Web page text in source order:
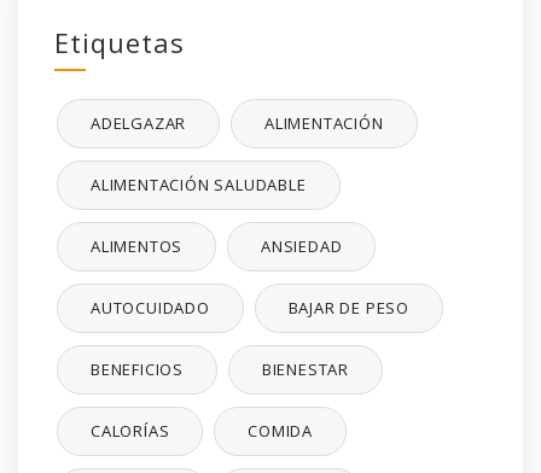
Etiquetas
ADELGAZAR ALIMENTACIÓN
ALIMENTACIÓN SALUDABLE
ALIMENTOS ANSIEDAD
AUTOCUIDADO BAJAR DE PESO
BENEFICIOS BIENESTAR
CALORÍAS COMIDA